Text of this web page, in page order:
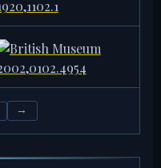
IMP-3807
1920,1102.1